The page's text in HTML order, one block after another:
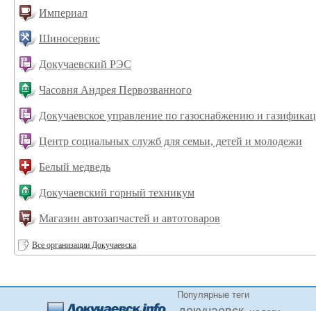
Империал
Шиносервис
Докучаевский РЭС
Часовня Андрея Первозванного
Докучаевское управление по газоснабжению и
Центр социальных служб для семьи, детей и молодежи
Белый медведь
Докучаевский горный техникум
Магазин автозапчастей и автотоваров
Все организации Докучаевска
Популярные теги